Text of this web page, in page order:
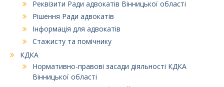
Реквізити Ради адвокатів Вінницької області
Рішення Ради адвокатів
Інформація для адвокатів
Стажисту та помічнику
КДКА
Нормативно-правові засади діяльності КДКА
Вінницької області